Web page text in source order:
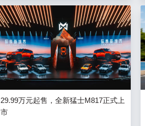
29.99万元起售，全新猛士M817正式上
市